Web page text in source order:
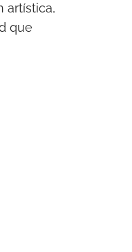
artística,
que